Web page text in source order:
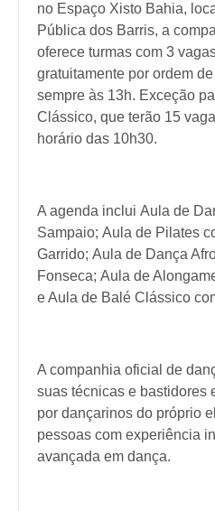
no Espaço Xisto Bahia,
Pública dos Barris, a
oferece turmas com 3
gratuitamente por ordem
sempre às 13h. Exceção
Clássico, que terão 15
horário das 10h30.
A agenda inclui Aula de
Sampaio; Aula de Pilates
Garrido; Aula de Dança
Fonseca; Aula de
e Aula de Balé Clássico
A companhia oficial de
suas técnicas e bastidores
por dançarinos do próprio
pessoas com experiência
avançada em dança.